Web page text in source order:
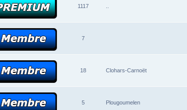
1117
..
7
18
Clohars-Carnoët
5
Plougoumelen